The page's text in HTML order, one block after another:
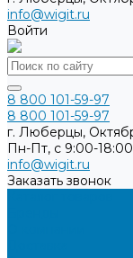
info@wigit.ru
Войти
8 800 101-59-97
8 800 101-59-97
г. Люберцы,
Пн-Пт, с 9:00-18:00
info@wigit.ru
Заказать звонок